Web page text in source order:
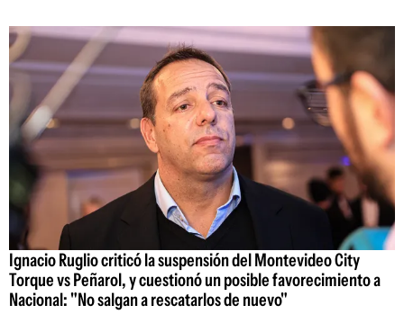
Ignacio Ruglio criticó la suspensión del Montevideo City
Torque vs Peñarol, y cuestionó un posible favorecimiento a
Nacional: "No salgan a rescatarlos de nuevo"